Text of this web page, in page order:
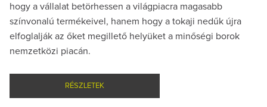
hogy a vállalat betörhessen a világpiacra magasabb
színvonalú termékeivel, hanem hogy a tokaji nedűk újra
elfoglalják az őket megillető helyüket a minőségi borok
nemzetközi piacán.
RÉSZLETEK